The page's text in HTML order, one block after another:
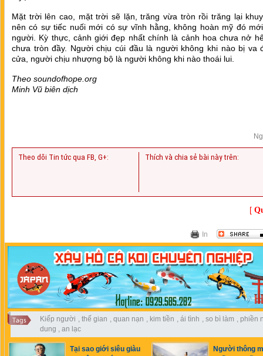
Mặt trời lên cao, mặt trời sẽ lặn, trăng vừa tròn rồi trăng lại
nên có sự tiếc nuối mới có sự vĩnh hằng, không hoàn mỹ đó
người. Kỳ thực, cảnh giới đẹp nhất chính là cảnh hoa chưa nở
chưa tròn đầy. Người chịu cúi đầu là người không khi nào bị va
cửa, người chịu nhượng bộ là người không khi nào thoái lui.
Theo soundofhope.org
Minh Vũ biên dịch
Theo dõi Tin tức qua FB, G+: Thích và chia sẻ bài này trên:
[
In
Kiếp người , thế gian , quan nạn , kim tiền , ái tình , so bì làm , phiền
dung , an lạc
Tại sao giới siêu giàu
Người thông